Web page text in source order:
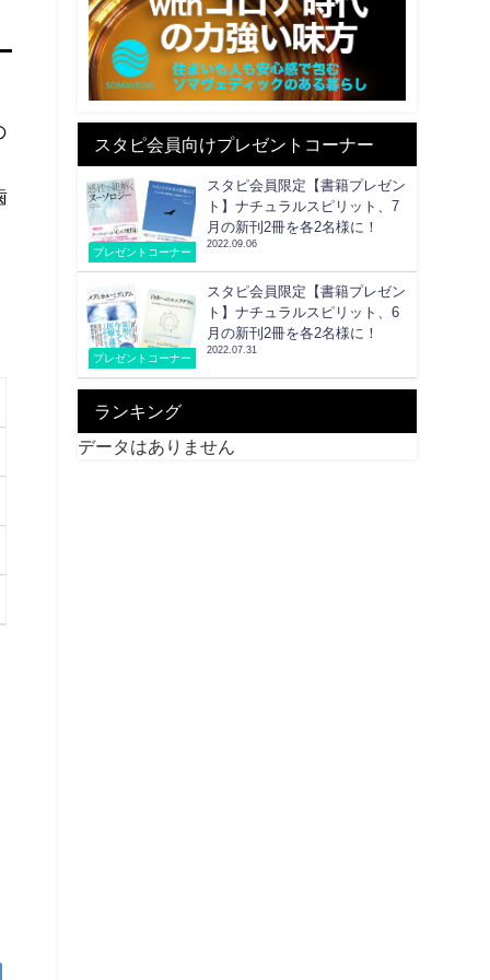
スタピ会員向けプレゼントコーナー
プレゼントコーナー
スタピ会員限定【書籍プレゼン
ト】ナチュラルスピリット、7
月の新刊2冊を各2名様に！
2022.09.06
プレゼントコーナー
スタピ会員限定【書籍プレゼン
ト】ナチュラルスピリット、6
月の新刊2冊を各2名様に！
2022.07.31
ランキング
データはありません